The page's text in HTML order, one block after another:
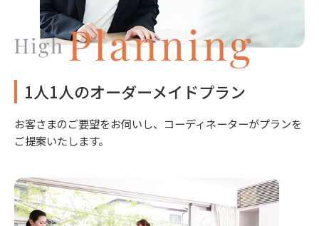
1人1人のオーダーメイドプラン
お客さまのご要望をお伺いし、コーディネーターがプランを
ご提案いたします。